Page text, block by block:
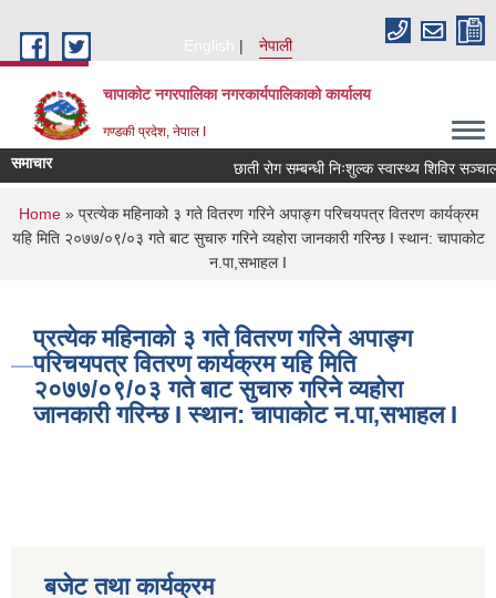
English
नेपाली
चापाकोट नगरपालिका नगरकार्यपालिकाको कार्यालय
गण्डकी प्रदेश, नेपाल I
समाचार छाती रोग सम्बन्धी निःशुल्क स्वास्थ्य शिविर
You are here
Home» प्रत्येक महिनाको ३ गते वितरण गरिने अपाङ्ग परिचयपत्र वितरण कार्यक्रम
यहि मिति २०७७/०९/०३ गते बाट सुचारु गरिने व्यहोरा जानकारी गरिन्छ I स्थान: चापाकोट
न.पा,सभाहल I
प्रत्येक महिनाको ३ गते वितरण गरिने अपाङ्ग
परिचयपत्र वितरण कार्यक्रम यहि मिति
२०७७/०९/०३ गते बाट सुचारु गरिने व्यहोरा
जानकारी गरिन्छ I स्थान: चापाकोट न.पा,सभाहल I
बजेट तथा कार्यक्रम